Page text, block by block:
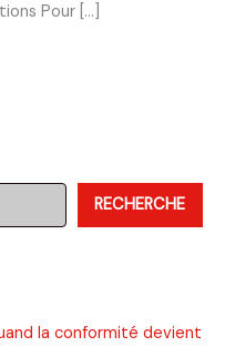
Pour […]
RECHERCHE
la conformité devient